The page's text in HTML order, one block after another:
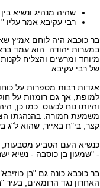
שהיה מנהיג ונשיא בין השנים
רבי עקיבא אמר עליו
בר כוכבא היה לוחם אמיץ
במערות יהודה. הוא עמד
מיוחד ומרשים והצליח
של רבי עקיבא.
אגדות רבות מספרות על
למופת, אך גם רומזות על
והיותו נוח לכעוס. כמו כן,
משמעת חמורה. בהנהגתו
קצר, בי"ח באייר, שהוא ל"ג
כנשיא העם הטביע
- "שמעון בן כוסבה - נשיא
בר כוכבא כונה גם "בן
האחרון נגד הרומאים, בעיר